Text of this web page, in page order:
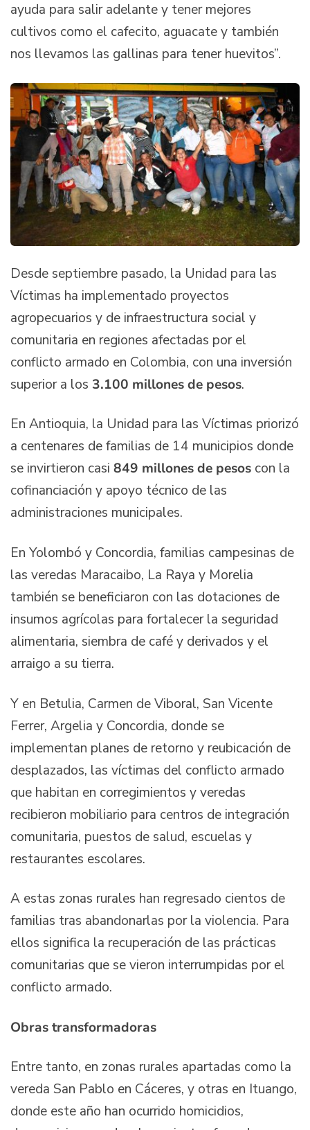
ayuda para salir adelante y tener mejores
cultivos como el cafecito, aguacate y también
nos llevamos las gallinas para tener huevitos”.
Desde septiembre pasado, la Unidad para las
Víctimas ha implementado proyectos
agropecuarios y de infraestructura social y
comunitaria en regiones afectadas por el
conflicto armado en Colombia, con una inversión
superior a los 3.100 millones de pesos.
En Antioquia, la Unidad para las Víctimas priorizó
a centenares de familias de 14 municipios donde
se invirtieron casi 849 millones de pesos con la
cofinanciación y apoyo técnico de las
administraciones municipales.
En Yolombó y Concordia, familias campesinas de
las veredas Maracaibo, La Raya y Morelia
también se beneficiaron con las dotaciones de
insumos agrícolas para fortalecer la seguridad
alimentaria, siembra de café y derivados y el
arraigo a su tierra.
Y en Betulia, Carmen de Viboral, San Vicente
Ferrer, Argelia y Concordia, donde se
implementan planes de retorno y reubicación de
desplazados, las víctimas del conflicto armado
que habitan en corregimientos y veredas
recibieron mobiliario para centros de integración
comunitaria, puestos de salud, escuelas y
restaurantes escolares.
A estas zonas rurales han regresado cientos de
familias tras abandonarlas por la violencia. Para
ellos significa la recuperación de las prácticas
comunitarias que se vieron interrumpidas por el
conflicto armado.
Obras transformadoras
Entre tanto, en zonas rurales apartadas como la
vereda San Pablo en Cáceres, y otras en Ituango,
donde este año han ocurrido homicidios,